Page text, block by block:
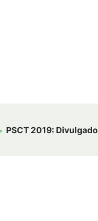
PSCT 2019: